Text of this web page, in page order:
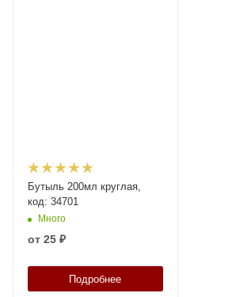
Бутыль 200мл круглая,
код: 34701
Много
от 25 ₽
Подробнее